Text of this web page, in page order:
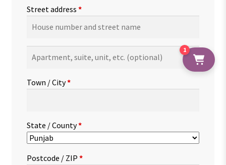
Street address *
suite,
etc.(optional)
Town / City*
State / County*
Postcode / ZIP *
1